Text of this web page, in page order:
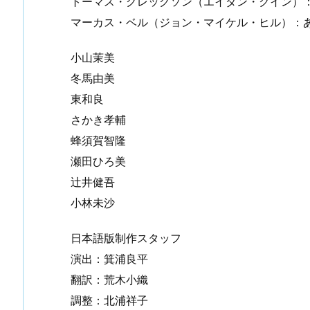
マーカス・ベル（ジョン・マイケル・ヒル）：
小山茉美
冬馬由美
東和良
さかき孝輔
蜂須賀智隆
瀬田ひろ美
辻井健吾
小林未沙
日本語版制作スタッフ
演出：箕浦良平
翻訳：荒木小織
調整：北浦祥子